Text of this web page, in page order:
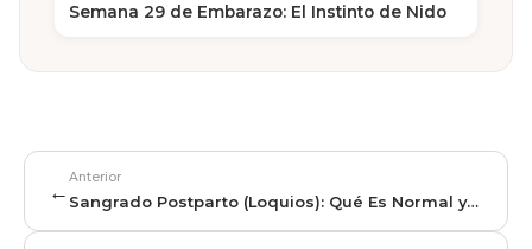
Semana 29 de Embarazo: El Instinto de Nido
←
Anterior
Sangrado Postparto (Loquios): Qué Es Normal y
Cuándo Preocuparse